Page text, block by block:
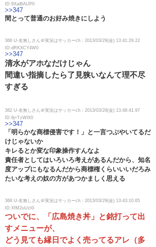
ID:9XaiBAUP0
>>347
間とって普通のお好み焼きにしよう
366 U-名無しさん＠実況はサッカーch：2013/03/29(金) 13:41:29.22
ID:dRKXCY4W0
>>347
清水がアホなだけじゃん
間違い指摘したら了見狭いなんて理不尽
すぎる
382 U-名無しさん＠実況はサッカーch：2013/03/29(金) 13:48:41.97
ID:9j+TzWlX0
>>347
「明らかな商標侵害です！」と一言つぶやいてるだ
けじゃないか
キレるとか変な印象操作すんなよ
責任者としてはいろいろ考えがあるんだから、知名
度アップにもなるんだから商標権くらいいいだろみ
たいな考えの奴の方があつかましく思える
368 U-名無しさん＠実況はサッカーch：2013/03/29(金) 13:43:10.65
ID:XfM2uUzI0
ついでに、「広島焼き丼」と銘打って出
すメニューが、
どう見ても縁日でよく売ってるアレ（多